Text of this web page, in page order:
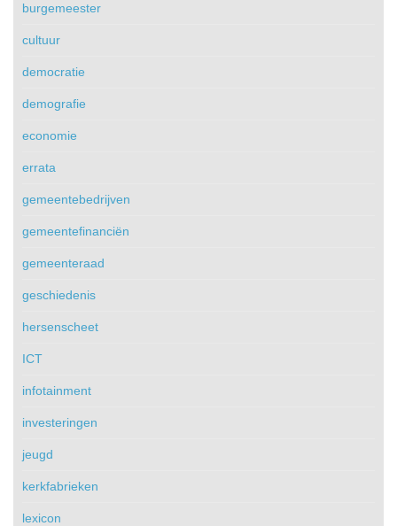
burgemeester
cultuur
democratie
demografie
economie
errata
gemeentebedrijven
gemeentefinanciën
gemeenteraad
geschiedenis
hersenscheet
ICT
infotainment
investeringen
jeugd
kerkfabrieken
lexicon